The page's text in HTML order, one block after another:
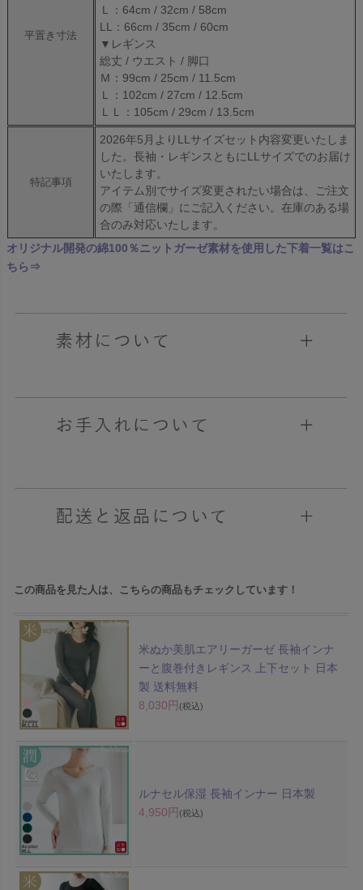
平置き寸法
Ｌ：64cm / 32cm / 58cm
LL：66cm / 35cm / 60cm
▼レギンス
総丈 / ウエスト / 脚口
Ｍ：99cm / 25cm / 11.5cm
Ｌ：102cm / 27cm / 12.5cm
ＬＬ：105cm / 29cm / 13.5cm
特記事項
2026年5月よりLLサイズセット内容変更いたしま
した。長袖・レギンスともにLLサイズでのお届け
いたします。
アイテム別でサイズ変更されたい場合は、ご注文
の際「通信欄」にご記入ください。在庫のある場
合のみ対応いたします。
オリジナル開発の綿100％ニットガーゼ素材を使用した下着一覧はこ
ちら⇒
この商品を見た人は、こちらの商品もチェックしています！
米ぬか美肌エアリーガーゼ 長袖インナ
ーと腹巻付きレギンス 上下セット 日本
製 送料無料
8,030円 (税込)
ルナセル保湿 長袖インナー 日本製
4,950円 (税込)